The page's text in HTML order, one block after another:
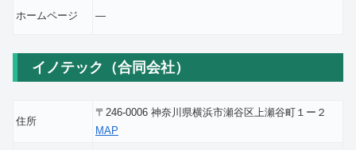
ホームページ ―
イノテック（合同会社）
住所
〒246-0006 神奈川県横浜市瀬谷区上瀬谷町１ー２
MAP